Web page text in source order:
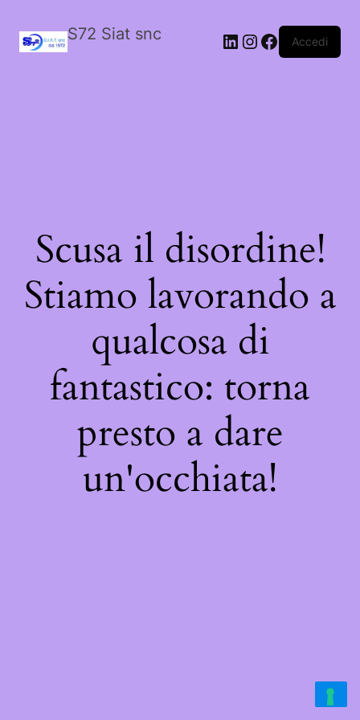
S72 Siat snc LinkedIn
Instagram
Facebook
Accedi
Scusa il disordine!
Stiamo lavorando a
qualcosa di
fantastico: torna
presto a dare
un'occhiata!